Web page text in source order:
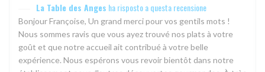
La Table des Anges ha risposto a questa recensione
Bonjour Françoise, Un grand merci pour vos gentils mots !
Nous sommes ravis que vous ayez trouvé nos plats à votre
goût et que notre accueil ait contribué à votre belle
expérience. Nous espérons vous revoir bientôt dans notre